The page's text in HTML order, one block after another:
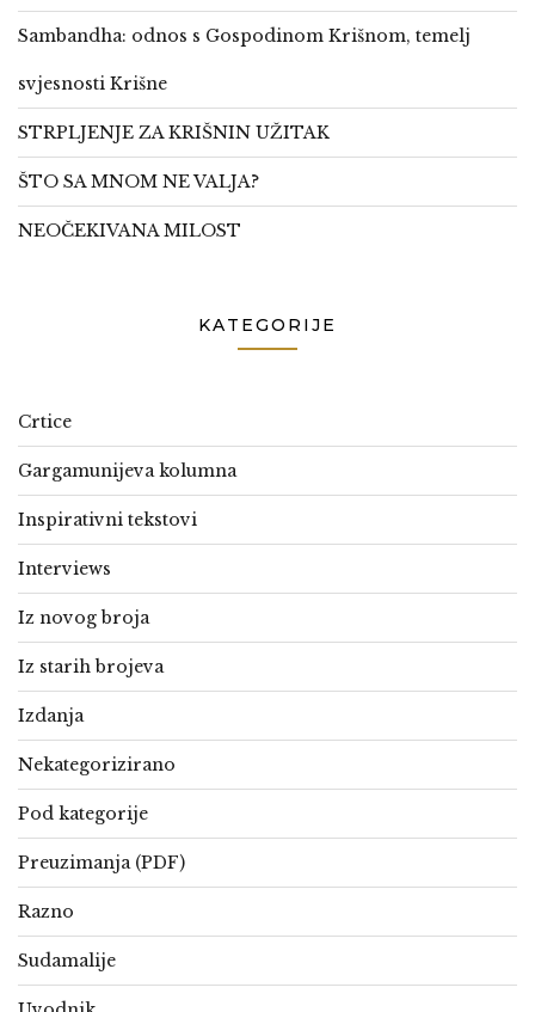
Sambandha: odnos s Gospodinom Krišnom, temelj
svjesnosti Krišne
STRPLJENJE ZA KRIŠNIN UŽITAK
ŠTO SA MNOM NE VALJA?
NEOČEKIVANA MILOST
KATEGORIJE
Crtice
Gargamunijeva kolumna
Inspirativni tekstovi
Interviews
Iz novog broja
Iz starih brojeva
Izdanja
Nekategorizirano
Pod kategorije
Preuzimanja (PDF)
Razno
Sudamalije